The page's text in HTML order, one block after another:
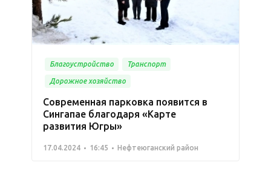
Благоустройство Транспорт
Дорожное хозяйство
Современная парковка появится в
Сингапае благодаря «Карте
развития Югры»
17.04.2024 16:45 Нефтеюганский район